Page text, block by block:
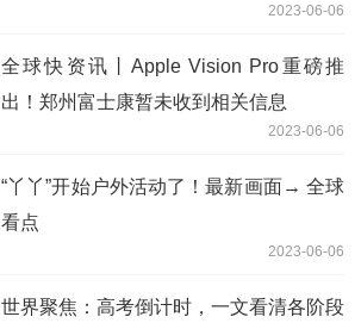
2023-06-06
全球快资讯丨Apple Vision Pro重磅推
出！郑州富士康暂未收到相关信息
2023-06-06
“丫丫”开始户外活动了！最新画面→ 全球
看点
2023-06-06
世界聚焦：高考倒计时，一文看清各阶段